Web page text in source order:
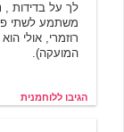
לך על בדידות ,
משתמע לשתי
רוזמרי, אולי
המועקה).
הגיבו ללוחמנית